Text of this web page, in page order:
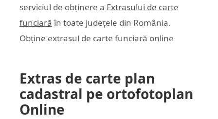
serviciul de obținere a Extrasului de carte
funciară în toate județele din România.
Obține extrasul de carte funciară online
Extras de carte plan
cadastral pe ortofotoplan
Online